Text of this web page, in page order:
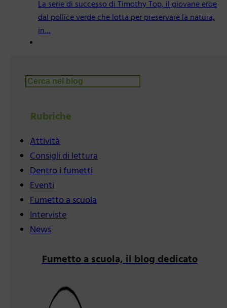
La serie di successo di Timothy Top, il giovane eroe
dal pollice verde che lotta per preservare la natura,
in…
Cerca
Rubriche
Attività
Consigli di lettura
Dentro i fumetti
Eventi
Fumetto a scuola
Interviste
News
Fumetto a scuola, il blog dedicato